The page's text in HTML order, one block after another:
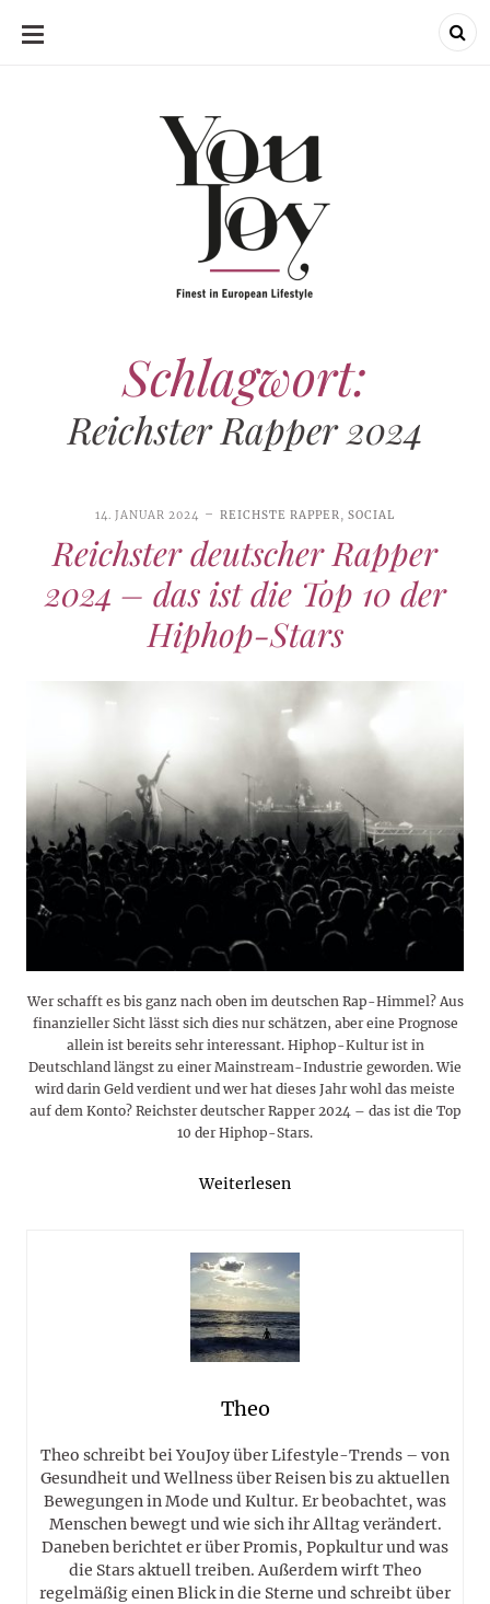
SKIP
Schlagwort:
Reichster Rapper 2024
14. JANUAR 2024 REICHSTE RAPPER,SOCIAL
Reichster deutscher Rapper
2024 – das ist die Top 10 der
Hiphop-Stars
Wer schafft es bis ganz nach oben im deutschen Rap-Himmel? Aus
finanzieller Sicht lässt sich dies nur schätzen, aber eine Prognose
allein ist bereits sehr interessant. Hiphop-Kultur ist in
Deutschland längst zu einer Mainstream-Industrie geworden. Wie
wird darin Geld verdient und wer hat dieses Jahr wohl das meiste
auf dem Konto? Reichster deutscher Rapper 2024 – das ist die Top
10 der Hiphop-Stars.
Weiterlesen
Theo
Theo schreibt bei YouJoy über Lifestyle-Trends – von
Gesundheit und Wellness über Reisen bis zu aktuellen
Bewegungen in Mode und Kultur. Er beobachtet, was
Menschen bewegt und wie sich ihr Alltag verändert.
Daneben berichtet er über Promis, Popkultur und was
die Stars aktuell treiben. Außerdem wirft Theo
regelmäßig einen Blick in die Sterne und schreibt über